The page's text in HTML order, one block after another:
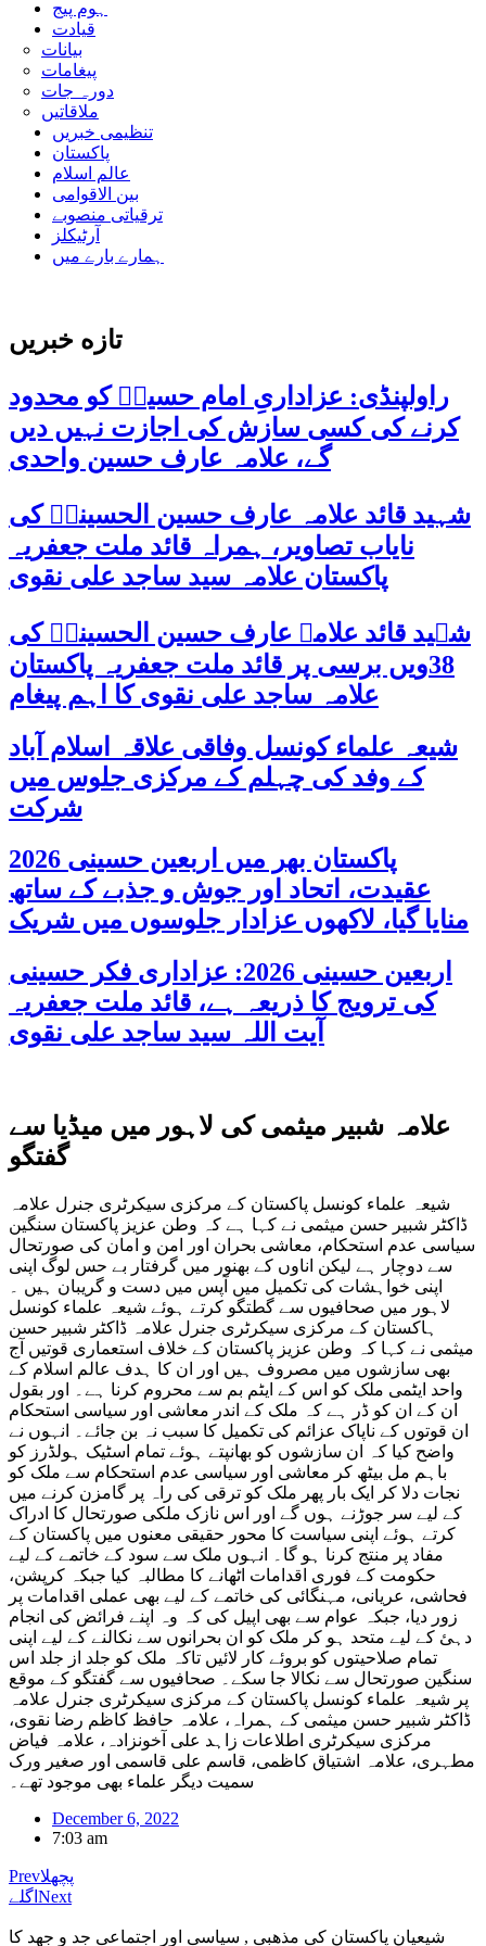
ہوم پیج
قیادت
بیانات
پیغامات
دورہ جات
ملاقاتیں
تنظیمی خبریں
پاکستان
عالم اسلام
بین الاقوامی
ترقیاتی منصوبے
آرٹیکلز
ہمارے بارے میں
تازه خبریں
راولپنڈی: عزاداریِ امام حسینؑ کو محدود
کرنے کی کسی سازش کی اجازت نہیں دیں
گے، علامہ عارف حسین واحدی
شہید قائد علامہ عارف حسین الحسینیؒ کی
نایاب تصاویر، ہمراہ قائد ملت جعفریہ
پاکستان علامہ سید ساجد علی نقوی
شہید قائد علامہ عارف حسین الحسینیؒ کی
38ویں برسی پر قائد ملت جعفریہ پاکستان
علامہ ساجد علی نقوی کا اہم پیغام
شیعہ علماء کونسل وفاقی علاقہ اسلام آباد
کے وفد کی چہلم کے مرکزی جلوس میں
شرکت
پاکستان بھر میں اربعین حسینی 2026
عقیدت، اتحاد اور جوش و جذبے کے ساتھ
منایا گیا، لاکھوں عزادار جلوسوں میں شریک
اربعین حسینی 2026: عزاداری فکر حسینی
کی ترویج کا ذریعہ ہے، قائد ملت جعفریہ
آیت اللہ سید ساجد علی نقوی
علامہ شبیر میثمی کی لاہور میں میڈیا سے
گفتگو
شیعہ علماء کونسل پاکستان کے مرکزی سیکرٹری جنرل علامہ
ڈاکٹر شبیر حسن میثمی نے کہا ہے کہ وطن عزیز پاکستان سنگین
سیاسی عدم استحکام، معاشی بحران اور امن و امان کی صورتحال
سے دوچار ہے لیکن اناوں کے بھنور میں گرفتار بے حس لوگ اپنی
اپنی خواہشات کی تکمیل میں آپس میں دست و گریبان ہیں ۔
لاہور میں صحافیوں سے گطتگو کرتے ہوئے شیعہ علماء کونسل
ہاکستان کے مرکزی سیکرٹری جنرل علامہ ڈاکٹر شبیر حسن
میثمی نے کہا کہ وطن عزیز پاکستان کے خلاف استعماری قوتیں آج
بھی سازشوں میں مصروف ہیں اور ان کا ہدف عالم اسلام کے
واحد ایٹمی ملک کو اس کے ایٹم بم سے محروم کرنا ہے۔ اور بقول
ان کے ان کو ڈر ہے کہ ملک کے اندر معاشی اور سیاسی استحکام
ان قوتوں کے ناپاک عزائم کی تکمیل کا سبب نہ بن جائے۔ انہوں نے
واضح کیا کہ ان سازشوں کو بھانپتے ہوئے تمام اسٹیک ہولڈرز کو
باہم مل بیٹھ کر معاشی اور سیاسی عدم استحکام سے ملک کو
نجات دلا کر ایک بار پھر ملک کو ترقی کی راہ پر گامزن کرنے میں
کے لیے سر جوڑنے ہوں گے اور اس نازک ملکی صورتحال کا ادراک
کرتے ہوئے اپنی سیاست کا محور حقیقی معنوں میں پاکستان کے
مفاد پر منتج کرنا ہو گا۔ انہوں ملک سے سود کے خاتمے کے لیے
حکومت کے فوری اقدامات اٹھانے کا مطالبہ کیا جبکہ کرپشن،
فحاشی، عریانی، مہنگائی کی خاتمے کے لیے بھی عملی اقدامات پر
زور دیا، جبکہ عوام سے بھی اپیل کی کہ وہ اپنے فرائض کی انجام
دہئ کے لیے متحد ہو کر ملک کو ان بحرانوں سے نکالنے کے لیے اپنی
تمام صلاحیتوں کو بروئے کار لائیں تاکہ ملک کو جلد از جلد اس
سنگین صورتحال سے نکالا جا سکے۔ صحافیوں سے گفتگو کے موقع
پر شیعہ علماء کونسل پاکستان کے مرکزی سیکرٹری جنرل علامہ
ڈاکٹر شبیر حسن میثمی کے ہمراہ، علامہ حافظ کاظم رضا نقوی،
مرکزی سیکرٹری اطلاعات زاہد علی آخونزادہ، علامہ فیاض
مطہری، علامہ اشتیاق کاظمی، قاسم علی قاسمی اور صغیر ورک
سمیت دیگر علماء بھی موجود تھے۔
December 6, 2022
7:03 am
Prevپچھلا
اگلے Next
شیعیان پاکستان کی مذهبی , سیاسی اور اجتماعی جد و جهد کا